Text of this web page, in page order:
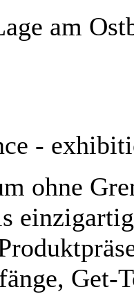
am
-
ohne
Get-